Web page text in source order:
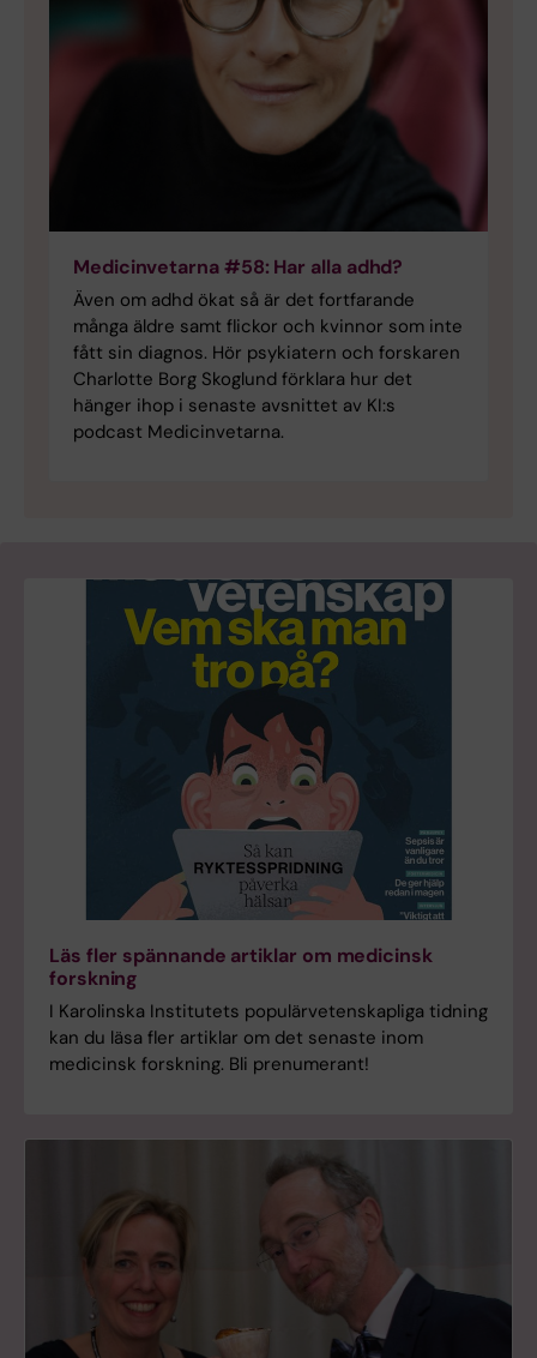
Medicinvetarna #58: Har alla adhd?
Även om adhd ökat så är det fortfarande
många äldre samt flickor och kvinnor som inte
fått sin diagnos. Hör psykiatern och forskaren
Charlotte Borg Skoglund förklara hur det
hänger ihop i senaste avsnittet av KI:s
podcast Medicinvetarna.
Läs fler spännande artiklar om medicinsk
forskning
I Karolinska Institutets populärvetenskapliga tidning
kan du läsa fler artiklar om det senaste inom
medicinsk forskning. Bli prenumerant!